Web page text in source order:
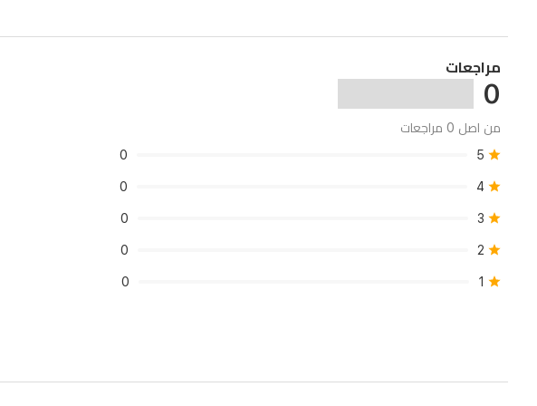
راحة
مستمرة
وتبريداً
فعالاً.
يوفر
السبلت
وظائف
التبريد
خياراً
مراجعات
0
من اصل 0 مراجعات
5
0
4
0
3
0
2
0
1
0